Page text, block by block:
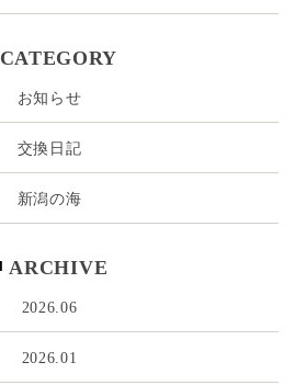
CATEGORY
お知らせ
交換日記
新潟の海
ARCHIVE
2026.06
2026.01